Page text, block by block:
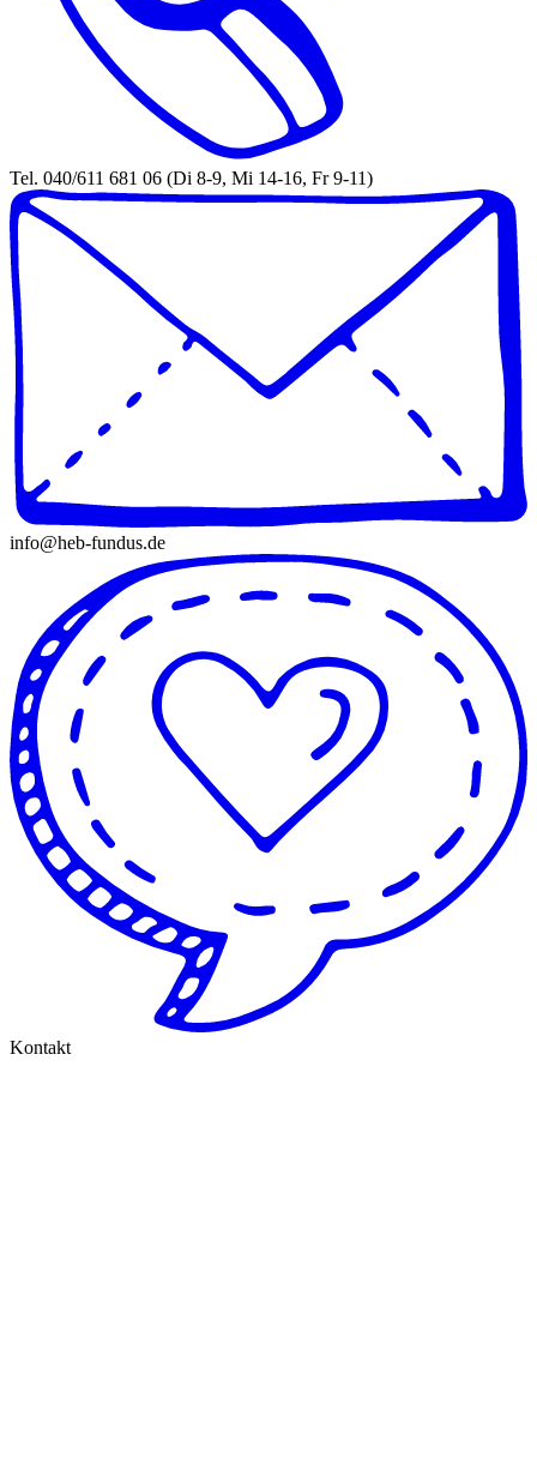
Tel. 040/611 681 06 (Di 8-9, Mi 14-16, Fr 9-11)
info@heb-fundus.de
Kontakt